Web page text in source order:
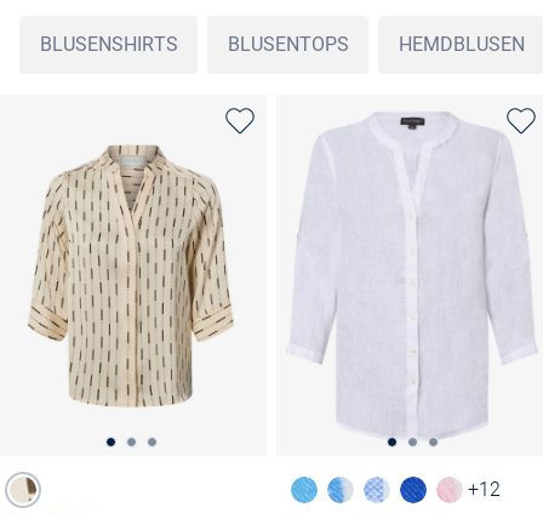
BLUSENSHIRTS BLUSENTOPS HEMDBLUSEN
+12